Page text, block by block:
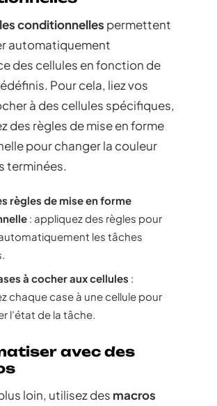
conditionnelles permettent
automatiquement
des cellules en fonction de
Pour cela, liez vos
à des cellules spécifiques,
des règles de mise en forme
pour changer la couleur
terminées.
règles de mise en forme
: appliquez des règles pour
les tâches
à cocher aux cellules :
chaque case à une cellule pour
l’état de la tâche.
avec des
loin, utilisez des macros